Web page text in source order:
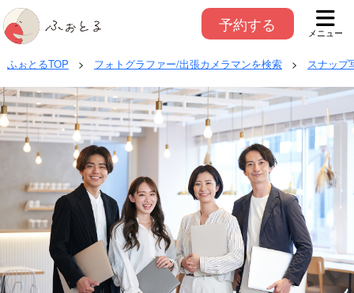
予約する メニュー
ふぉとるTOP > フォトグラファー/出張カメラマンを検索 > スナップ